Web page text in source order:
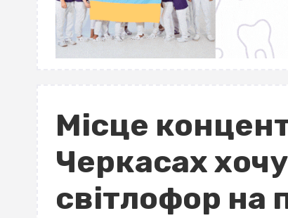
Місце
Черкасах
світлофор на